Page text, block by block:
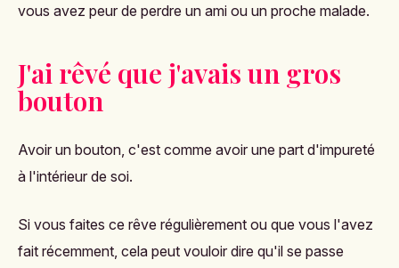
vous avez peur de perdre un ami ou un proche malade.
J'ai rêvé que j'avais un gros
bouton
Avoir un bouton, c'est comme avoir une part d'impureté
à l'intérieur de soi.
Si vous faites ce rêve régulièrement ou que vous l'avez
fait récemment, cela peut vouloir dire qu'il se passe